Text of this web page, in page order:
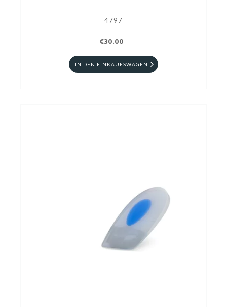
4797
€30.00
IN DEN EINKAUFSWAGEN